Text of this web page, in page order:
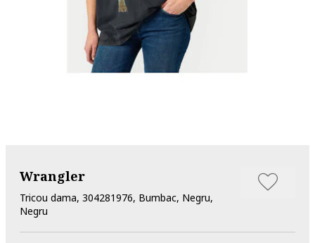
Wrangler
Tricou dama, 304281976, Bumbac, Negru,
Negru